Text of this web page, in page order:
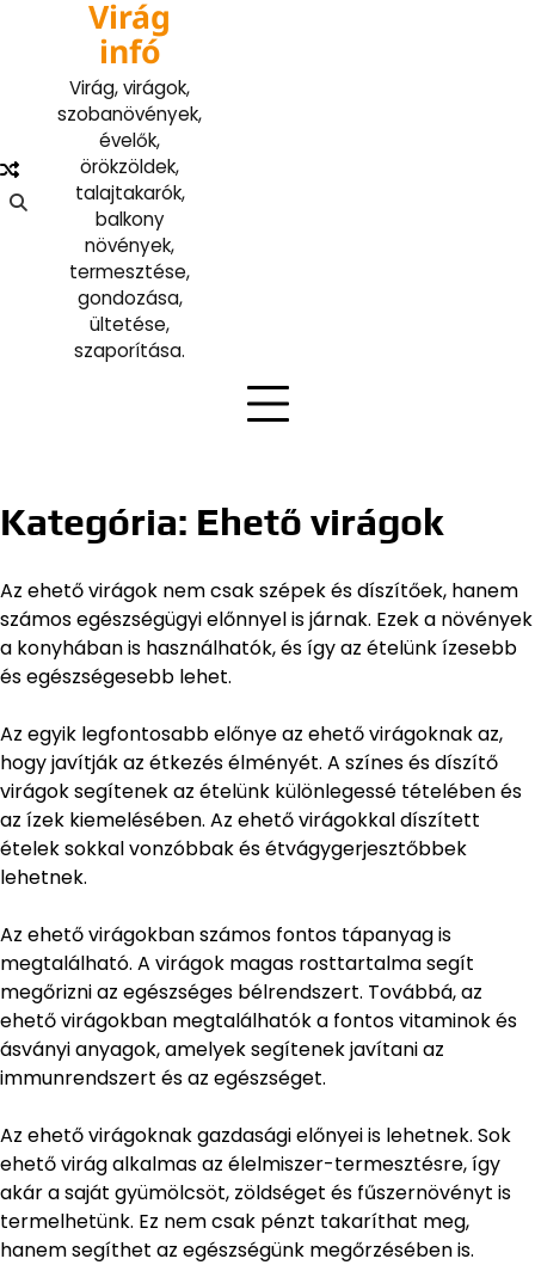
Virág
infó
Virág, virágok,
szobanövények,
évelők,
örökzöldek,
talajtakarók,
balkony
növények,
termesztése,
gondozása,
ültetése,
szaporítása.
Kategória: Ehető virágok
Az ehető virágok nem csak szépek és díszítőek, hanem
számos egészségügyi előnnyel is járnak. Ezek a növények
a konyhában is használhatók, és így az ételünk ízesebb
és egészségesebb lehet.
Az egyik legfontosabb előnye az ehető virágoknak az,
hogy javítják az étkezés élményét. A színes és díszítő
virágok segítenek az ételünk különlegessé tételében és
az ízek kiemelésében. Az ehető virágokkal díszített
ételek sokkal vonzóbbak és étvágygerjesztőbbek
lehetnek.
Az ehető virágokban számos fontos tápanyag is
megtalálható. A virágok magas rosttartalma segít
megőrizni az egészséges bélrendszert. Továbbá, az
ehető virágokban megtalálhatók a fontos vitaminok és
ásványi anyagok, amelyek segítenek javítani az
immunrendszert és az egészséget.
Az ehető virágoknak gazdasági előnyei is lehetnek. Sok
ehető virág alkalmas az élelmiszer-termesztésre, így
akár a saját gyümölcsöt, zöldséget és fűszernövényt is
termelhetünk. Ez nem csak pénzt takaríthat meg,
hanem segíthet az egészségünk megőrzésében is.